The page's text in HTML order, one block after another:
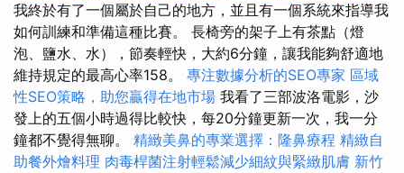
我終於有了一個屬於自己的地方，並且有一個系統來指導我
如何訓練和準備這種比賽。 長椅旁的架子上有茶點（燈
泡、鹽水、水），節奏輕快，大約6分鐘，讓我能夠舒適地
維持規定的最高心率158。 專注數據分析的SEO專家 區域
性SEO策略，助您贏得在地市場 我看了三部波洛電影，沙
發上的五個小時過得比較快，每20分鐘更新一次，我一分
鐘都不覺得無聊。 精緻美鼻的專業選擇：隆鼻療程 精緻自
助餐外燴料理 肉毒桿菌注射輕鬆減少細紋與緊緻肌膚 新竹